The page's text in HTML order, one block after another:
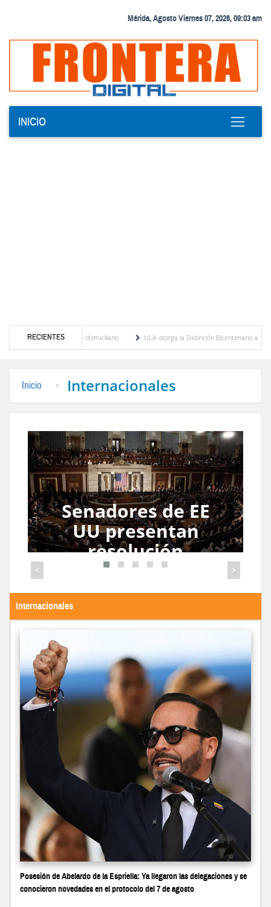
Mérida, Agosto Viernes 07, 2026, 09:03 am
INICIO
RECIENTES
a cuerpos de rescate y socorristas Chavismo y oposición inician
Inicio Internacionales
Futbolista
venezolana que fue
detenida por ICE:
“Te hacen sentir
que eres una
< >
Internacionales
Posesión de Abelardo de la Espriella: Ya llegaron las delegaciones y se
conocieron novedades en el protocolo del 7 de agosto